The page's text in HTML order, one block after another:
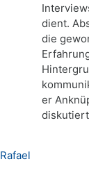
dient.
die
er
Rafael